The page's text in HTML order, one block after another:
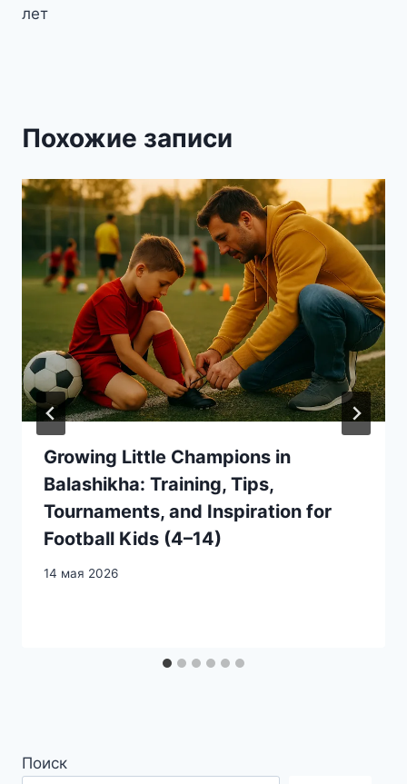
лет
Похожие записи
Growing Little Champions in
Balashikha: Training, Tips,
Tournaments, and Inspiration for
Football Kids (4–14)
14 мая 2026
Поиск